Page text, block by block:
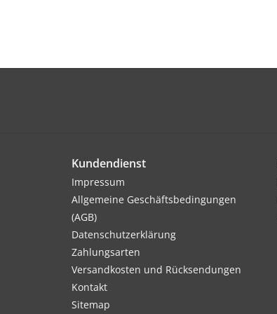
Kundendienst
Impressum
Allgemeine Geschäftsbedingungen
(AGB)
Datenschutzerklärung
Zahlungsarten
Versandkosten und Rücksendungen
Kontakt
Sitemap